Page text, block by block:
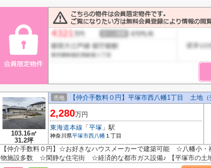
103.16㎡
31.2坪
売地 【仲介手数料０円】平塚市西八幡1丁目 土
2,280万円
東海道本線 「 平塚 」駅
神奈川県平塚市西八幡 １丁目
【仲介手数料０円】☆お好きなハウスメーカーで建築可能 ☆八幡小
物施設多数 ☆閑静な住宅街 ☆経済的な都市ガス設備♪ 【平塚市の土